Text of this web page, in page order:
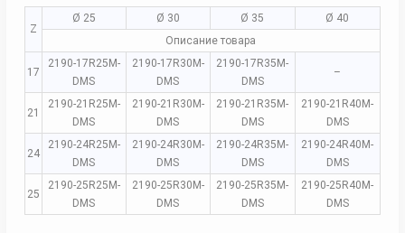
Z
Ø 25 Ø 30 Ø 35
Ø 40
Описание товара
17
2190-17R25M-
DMS
2190-17R30M-
DMS
2190-17R35M-
DMS
–
21
2190-21R25M-
DMS
2190-21R30M-
DMS
2190-21R35M-
DMS
2190-21R40M-
DMS
24
2190-24R25M-
DMS
2190-24R30M-
DMS
2190-24R35M-
DMS
2190-24R40M-
DMS
25
2190-25R25M-
DMS
2190-25R30M-
DMS
2190-25R35M-
DMS
2190-25R40M-
DMS